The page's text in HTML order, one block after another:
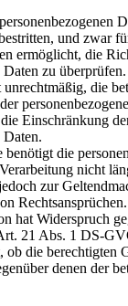
und zwar
ermöglicht, die
Daten zu überprüfen.
die
Einschränkung
Daten.
die
nicht
zur
Rechtsansprüchen.
hat Widerspruch
21 Abs. 1 DS-
ob die berechtigten
denen der